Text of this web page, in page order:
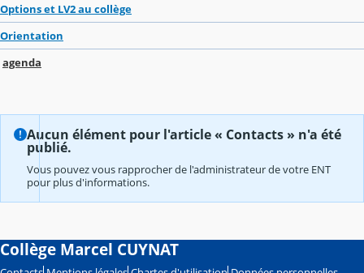
Options et LV2 au collège
Orientation
agenda
Aucun élément pour l'article « Contacts » n'a été
publié.
Vous pouvez vous rapprocher de l'administrateur de votre ENT
pour plus d'informations.
Collège Marcel CUYNAT